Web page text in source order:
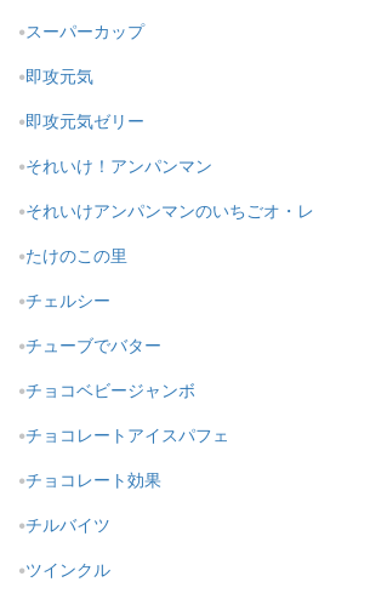
スーパーカップ
即攻元気
即攻元気ゼリー
それいけ！アンパンマン
それいけアンパンマンのいちごオ・レ
たけのこの里
チェルシー
チューブでバター
チョコベビージャンボ
チョコレートアイスパフェ
チョコレート効果
チルバイツ
ツインクル